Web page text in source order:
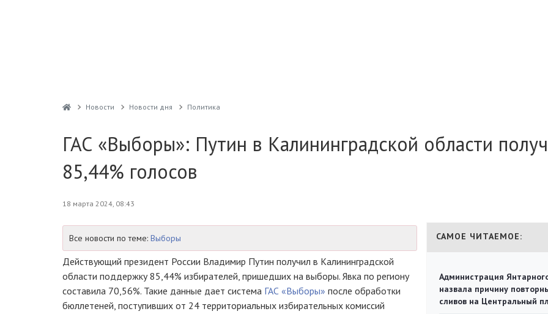
Новости Новости дня Политика
ГАС «Выборы»: Путин в Калининградской области
85,44% голосов
18 марта 2024, 08:43
Все новости по теме: Выборы
Действующий президент России Владимир Путин получил в Калининградской
области поддержку 85,44% избирателей, пришедших на выборы. Явка по региону
составила 70,56%. Такие данные дает система ГАС «Выборы» после обработки
бюллетеней, поступивших от 24 территориальных избирательных комиссий
САМОЕ ЧИТАЕМОЕ:
Администрация
назвала причину
сливов на Центральный